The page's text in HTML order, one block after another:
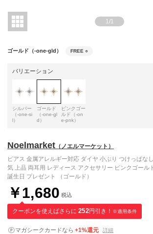
1 /1
ゴールド（-one-gld） FREE ○
バリエーション
シルバー
（-one-si
l）
ゴールド
（-one-gl
d）
ピンクゴー
ルド（-on
e-pnk）
Noelmarket （ノエルマーケット）
ピアス 金属アレルギー対応 ダイヤ 小ぶり つけっぱな
気 上品 両耳用 レディース アクセサリー ピンクゴール
誕生日 プレゼント （ゴールド）
￥1,680 税込
クーポンを使えばさらに 252円引き！ ※適用条件
マガシークカードなら +1%還元 詳細